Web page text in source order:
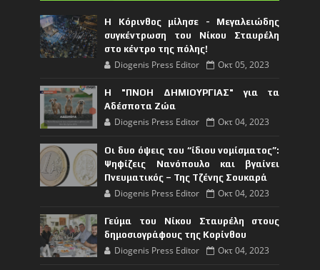
Η Κόρινθος μίλησε - Μεγαλειώδης
συγκέντρωση του Νίκου Σταυρέλη
στο κέντρο της πόλης!
Diogenis Press Editor Οκτ 05, 2023
Η "ΠΝΟΗ ΔΗΜΙΟΥΡΓΙΑΣ" για τα
Αδέσποτα Ζώα
Diogenis Press Editor Οκτ 04, 2023
Οι δυο όψεις του “ίδιου νομίσματος”:
Ψηφίζεις Νανόπουλο και βγαίνει
Πνευματικός – Της Τζένης Σουκαρά
Diogenis Press Editor Οκτ 04, 2023
Γεύμα του Νίκου Σταυρέλη στους
δημοσιογράφους της Κορίνθου
Diogenis Press Editor Οκτ 04, 2023